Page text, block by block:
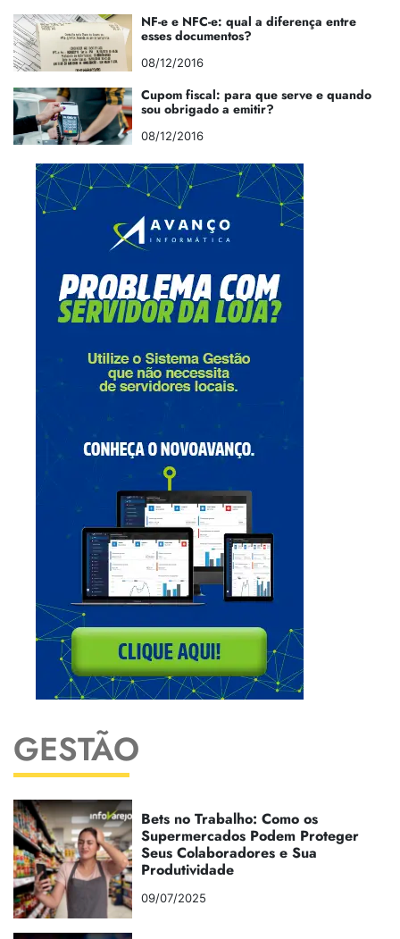
NF-e e NFC-e: qual a diferença entre
esses documentos?
08/12/2016
Cupom fiscal: para que serve e quando
sou obrigado a emitir?
08/12/2016
GESTÃO
Bets no Trabalho: Como os
Supermercados Podem Proteger
Seus Colaboradores e Sua
Produtividade
09/07/2025